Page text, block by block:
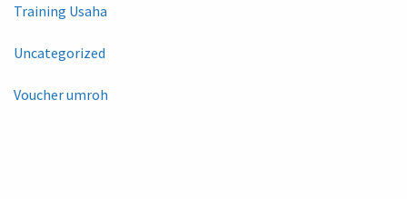
Training Usaha
Uncategorized
Voucher umroh